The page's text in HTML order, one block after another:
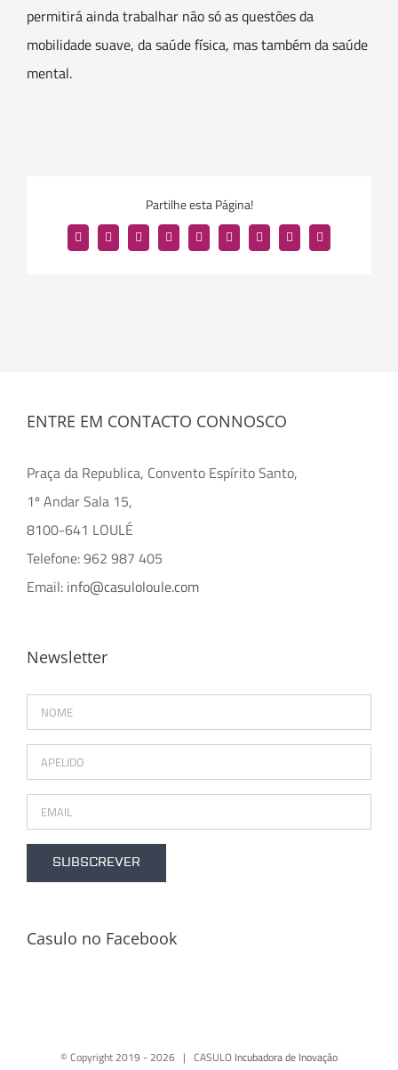
permitirá ainda trabalhar não só as questões da
mobilidade suave, da saúde física, mas também da saúde
mental.
Partilhe esta Página!
FacebookTwitterRedditLinkedInWhatsAppTumblrPinterest
Vk
Email
(necessário
ENTRE EM CONTACTO CONNOSCO
Praça da Republica, Convento Espírito Santo,
1º Andar Sala 15,
8100-641 LOULÉ
Telefone: 962 987 405
Email: info@casuloloule.com
Newsletter
Casulo no Facebook
© Copyright 2019 - 2026 | CASULO Incubadora de Inovação